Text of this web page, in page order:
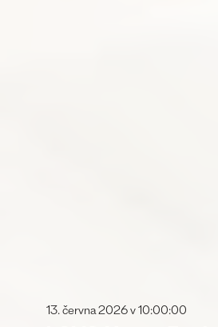
13. června 2026 v 10:00:00